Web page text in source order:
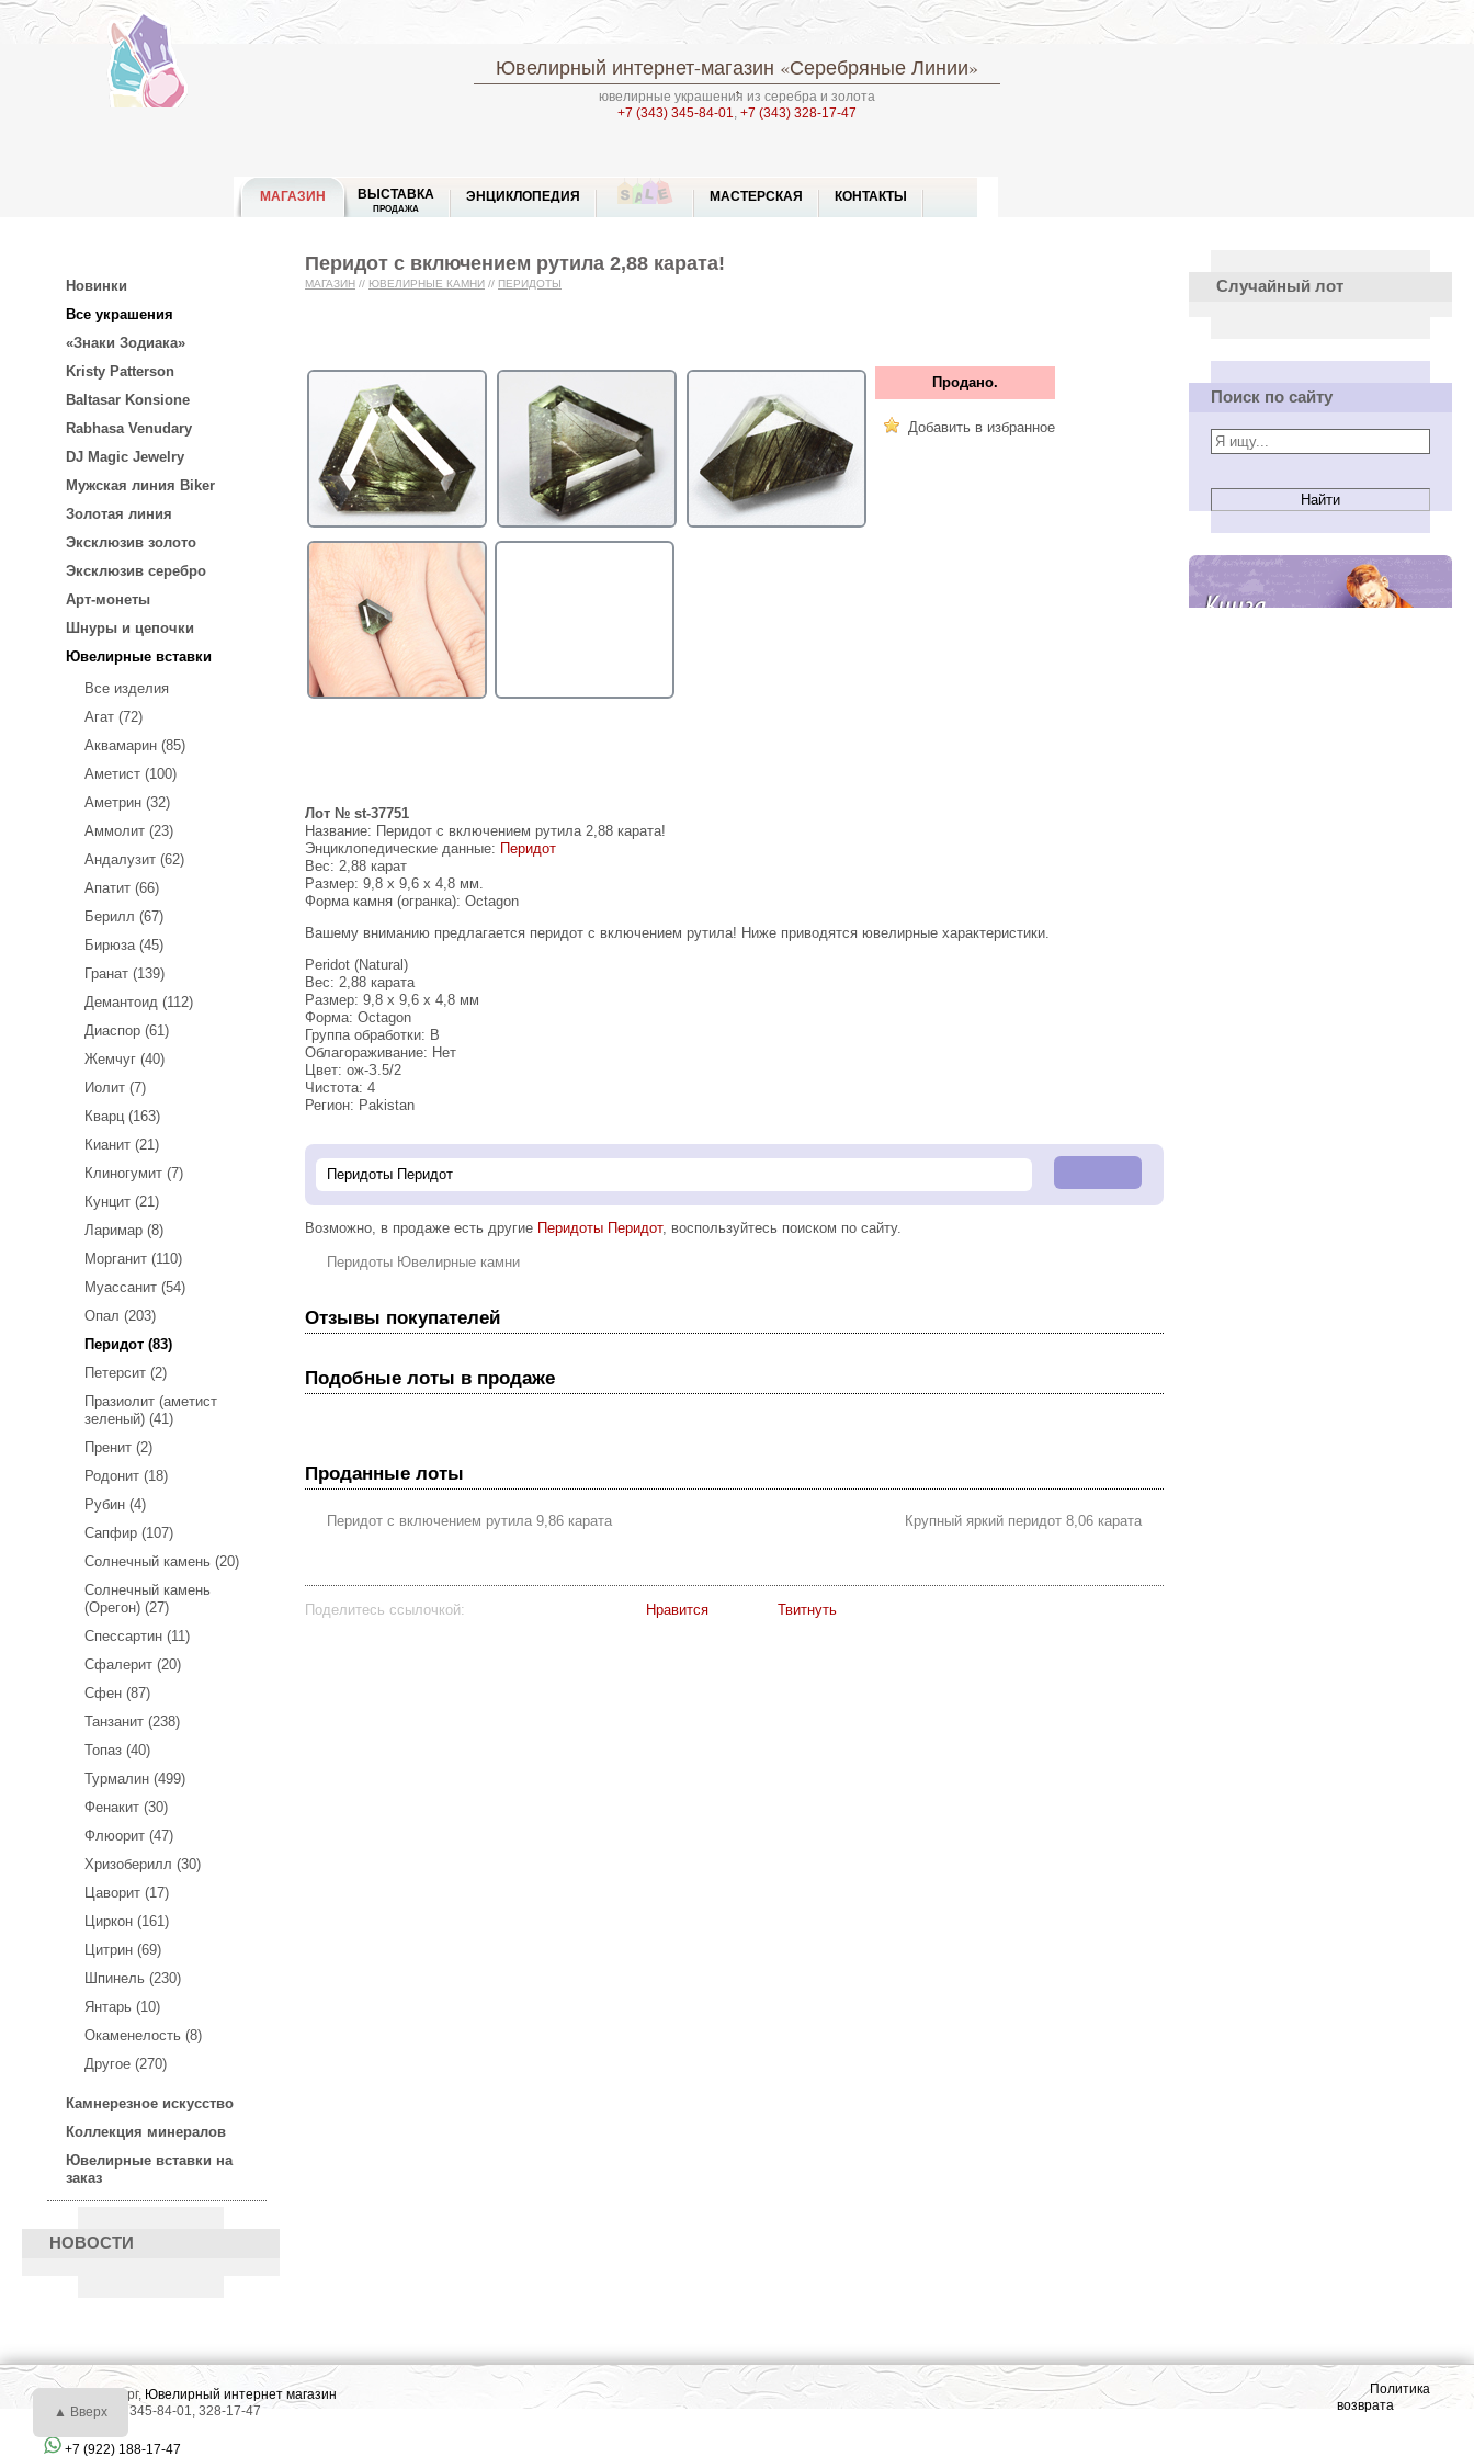
Ювелирный интернет-магазин «Серебряные Линии»
ювелирные украшения из серебра и золота
+7 (343) 345-84-01, +7 (343) 328-17-47
МАГАЗИН ВЫСТАВКА
ПРОДАЖА
ЭНЦИКЛОПЕДИЯ МАСТЕРСКАЯ КОНТАКТЫ
Новинки
Все украшения
«Знаки Зодиака»
Kristy Patterson
Baltasar Konsione
Rabhasa Venudary
DJ Magic Jewelry
Мужская линия Biker
Золотая линия
Эксклюзив золото
Эксклюзив серебро
Арт-монеты
Шнуры и цепочки
Ювелирные вставки
Все изделия
Агат (72)
Аквамарин (85)
Аметист (100)
Аметрин (32)
Аммолит (23)
Андалузит (62)
Апатит (66)
Берилл (67)
Бирюза (45)
Гранат (139)
Демантоид (112)
Диаспор (61)
Жемчуг (40)
Иолит (7)
Кварц (163)
Кианит (21)
Клиногумит (7)
Кунцит (21)
Ларимар (8)
Морганит (110)
Муассанит (54)
Опал (203)
Перидот (83)
Петерсит (2)
Празиолит (аметист
зеленый) (41)
Пренит (2)
Родонит (18)
Рубин (4)
Сапфир (107)
Солнечный камень (20)
Солнечный камень
(Орегон) (27)
Спессартин (11)
Сфалерит (20)
Сфен (87)
Танзанит (238)
Топаз (40)
Турмалин (499)
Фенакит (30)
Флюорит (47)
Хризоберилл (30)
Цаворит (17)
Циркон (161)
Цитрин (69)
Шпинель (230)
Янтарь (10)
Окаменелость (8)
Другое (270)
Камнерезное искусство
Коллекция минералов
Ювелирные вставки на
заказ
НОВОСТИ
Перидот с включением рутила 2,88 карата!
МАГАЗИН // ЮВЕЛИРНЫЕ КАМНИ // ПЕРИДОТЫ
Продано.
Добавить в избранное
Лот № st-37751
Название: Перидот с включением рутила 2,88 карата!
Энциклопедические данные: Перидот
Вес: 2,88 карат
Размер: 9,8 x 9,6 x 4,8 мм.
Форма камня (огранка): Octagon
Вашему вниманию предлагается перидот с включением рутила! Ниже приводятся ювелирные характеристики.
Peridot (Natural)
Вес: 2,88 карата
Размер: 9,8 х 9,6 х 4,8 мм
Форма: Octagon
Группа обработки: В
Облагораживание: Нет
Цвет: ож-З.5/2
Чистота: 4
Регион: Pakistan
Возможно, в продаже есть другие Перидоты Перидот, воспользуйтесь поиском по сайту.
Перидоты Ювелирные камни
Отзывы покупателей
Подобные лоты в продаже
Проданные лоты
Перидот с включением рутила 9,86 карата Крупный яркий перидот 8,06 карата
Поделитесь ссылочкой: Нравится Твитнуть
Случайный лот
Поиск по сайту
г. Екатеринбург, Ювелирный интернет магазин
Тел.: +7 (343) 345-84-01, 328-17-47
+7 (922) 188-17-47
Политика
возврата
▲ Вверх